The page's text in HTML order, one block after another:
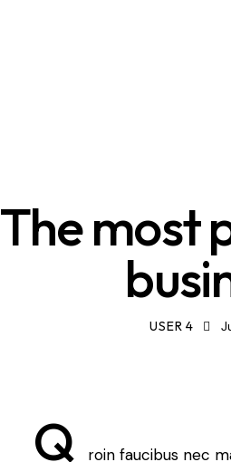
The most
USER 4
Q
roin faucibus nec